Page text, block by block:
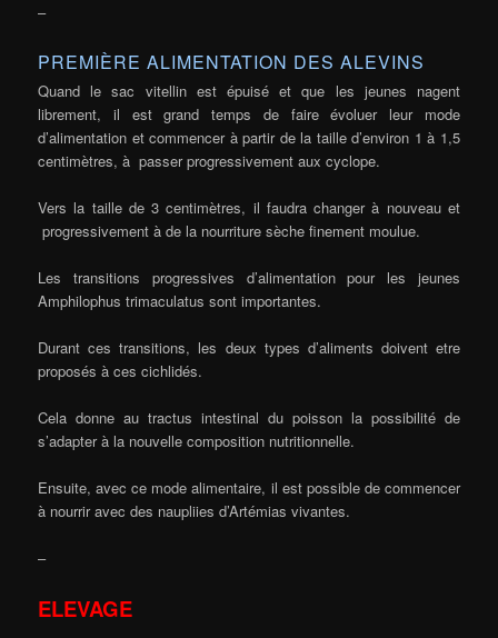
–
PREMIÈRE ALIMENTATION DES ALEVINS
Quand le sac vitellin est épuisé et que les jeunes nagent
librement, il est grand temps de faire évoluer leur mode
d’alimentation et commencer à partir de la taille d’environ 1 à 1,5
centimètres, à passer progressivement aux cyclope.
Vers la taille de 3 centimètres, il faudra changer à nouveau et
progressivement à de la nourriture sèche finement moulue.
Les transitions progressives d’alimentation pour les jeunes
Amphilophus trimaculatus sont importantes.
Durant ces transitions, les deux types d’aliments doivent etre
proposés à ces cichlidés.
Cela donne au tractus intestinal du poisson la possibilité de
s’adapter à la nouvelle composition nutritionnelle.
Ensuite, avec ce mode alimentaire, il est possible de commencer
à nourrir avec des naupliies d’Artémias vivantes.
–
ELEVAGE